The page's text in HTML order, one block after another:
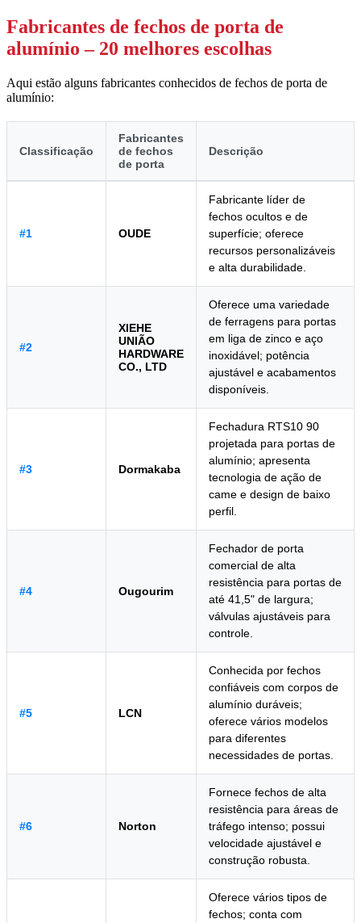
Fabricantes de fechos de porta de
alumínio – 20 melhores escolhas
Aqui estão alguns fabricantes conhecidos de fechos de porta de
alumínio:
Classificação
Fabricantes
de fechos
de porta
Descrição
#1 OUDE
Fabricante líder de
fechos ocultos e de
superfície; oferece
recursos personalizáveis
e alta durabilidade.
#2
XIEHE
UNIÃO
HARDWARE
CO., LTD
Oferece uma variedade
de ferragens para portas
em liga de zinco e aço
inoxidável; potência
ajustável e acabamentos
disponíveis.
#3 Dormakaba
Fechadura RTS10 90
projetada para portas de
alumínio; apresenta
tecnologia de ação de
came e design de baixo
perfil.
#4 Ougourim
Fechador de porta
comercial de alta
resistência para portas de
até 41,5" de largura;
válvulas ajustáveis para
controle.
#5 LCN
Conhecida por fechos
confiáveis com corpos de
alumínio duráveis;
oferece vários modelos
para diferentes
necessidades de portas.
#6 Norton
Fornece fechos de alta
resistência para áreas de
tráfego intenso; possui
velocidade ajustável e
construção robusta.
Oferece vários tipos de
fechos; conta com